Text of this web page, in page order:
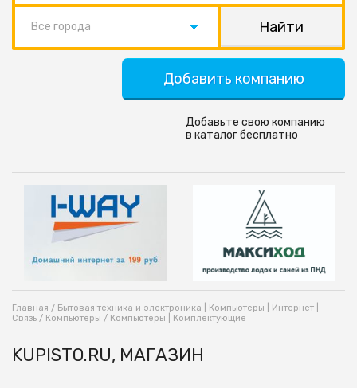
Все города
Добавить компанию
Добавьте свою компанию
в каталог бесплатно
Главная / Бытовая техника и электроника | Компьютеры | Интернет |
Связь / Компьютеры / Компьютеры | Комплектующие
KUPISTO.RU, МАГАЗИН